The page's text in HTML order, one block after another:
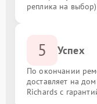
реплика на
5 Успех
По окончании
доставляет на
Richards с